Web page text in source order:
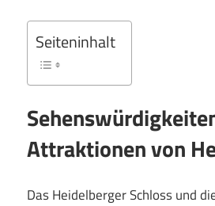
Seiteninhalt
Attraktionen von
Das Heidelberger Schloss und